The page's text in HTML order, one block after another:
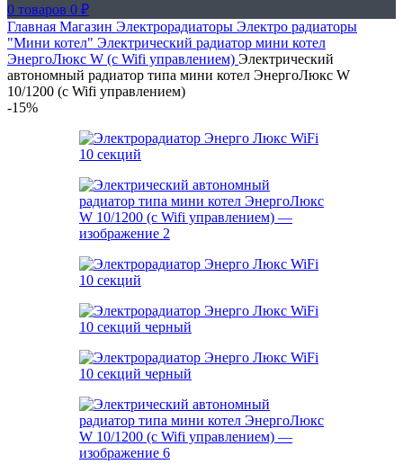
0 товаров 0 ₽
Главная Магазин Электрорадиаторы Электро радиаторы
"Мини котел" Электрический радиатор мини котел
ЭнергоЛюкс W (с Wifi управлением) Электрический
автономный радиатор типа мини котел ЭнергоЛюкс W
10/1200 (с Wifi управлением)
-15%